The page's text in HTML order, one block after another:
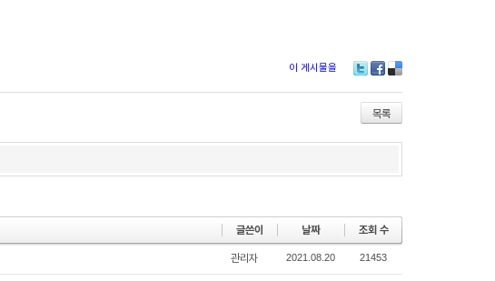
이 게시물을
목록
글쓴이 날짜 조회 수
관리자 2021.08.20 21453